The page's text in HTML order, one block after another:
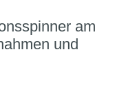
am
und